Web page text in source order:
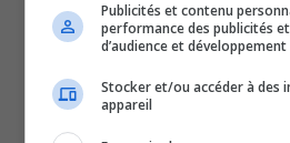
service de 228 tours
30 septembre 2028. Elles
différents fournisseurs de
dont Bell Canada, Sogetel
Publicités et contenu
performance des publicités
d’audience et
Stocker et/ou accéder à des
appareil